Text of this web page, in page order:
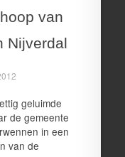
van
Nijverdal
geluimde
de gemeente
in een
van de